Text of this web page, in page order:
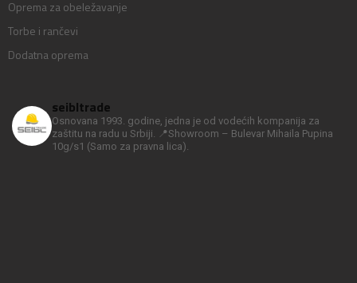
Oprema za obeležavanje
Torbe i rančevi
Dodatna oprema
seibltrade
Osnovana 1993. godine, jedna je od vodećih kompanija za
zaštitu na radu u Srbiji. 📍Showroom – Bulevar Mihaila Pupina
10g/s1 (Samo za pravna lica).